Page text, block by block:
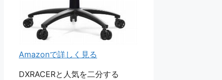
Amazonで詳しく見る
DXRACERと人気を二分する